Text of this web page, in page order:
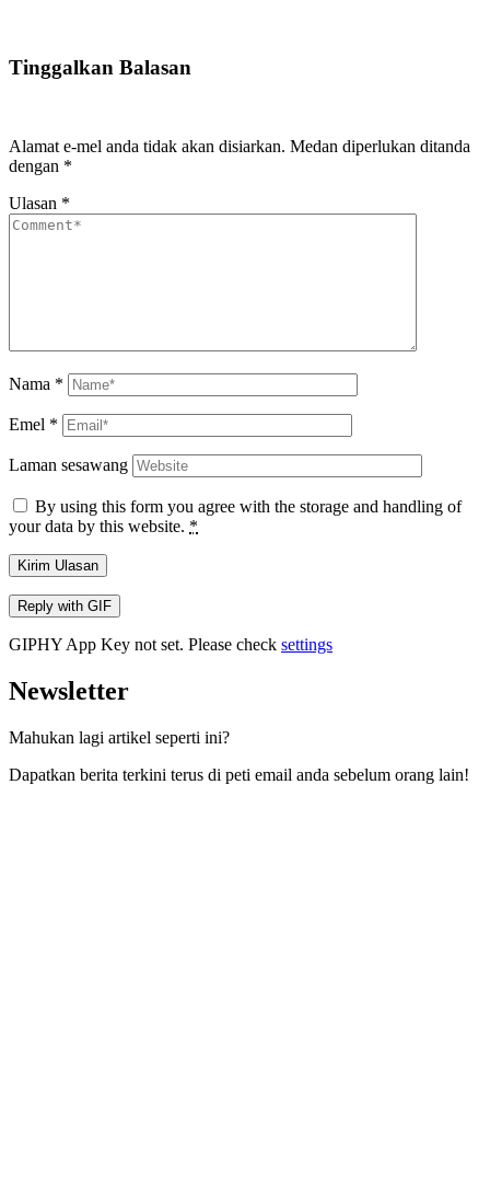
Tinggalkan Balasan
Alamat e-mel anda tidak akan disiarkan. Medan diperlukan ditanda
dengan *
Ulasan *
Nama *
Emel *
Laman sesawang
By using this form you agree with the storage and handling of
your data by this website. *
Kirim Ulasan
Reply with GIF
GIPHY App Key not set. Please check settings
Newsletter
Mahukan lagi artikel seperti ini?
Dapatkan berita terkini terus di peti email anda sebelum orang lain!